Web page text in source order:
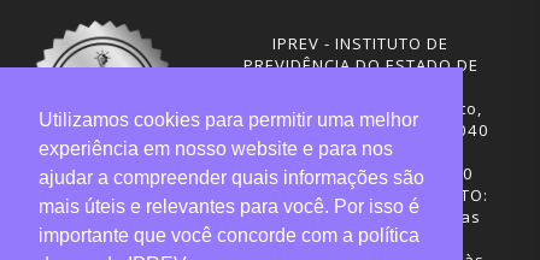
IPREV - INSTITUTO DE
PREVIDÊNCIA DO ESTADO DE
Rua Visconde de Ouro Preto,
291 – Centro - CEP: 88020-040
Florianópolis - SC
Telefones: (48) 3665-4600
HORÁRIO DE FUNCIONAMENTO:
Central de Atendimento: das
12h30 às 18h
Utilizamos cookies para permitir uma melhor
experiência em nosso website e para nos
ajudar a compreender quais informações são
mais úteis e relevantes para você. Por isso é
importante que você concorde com a política